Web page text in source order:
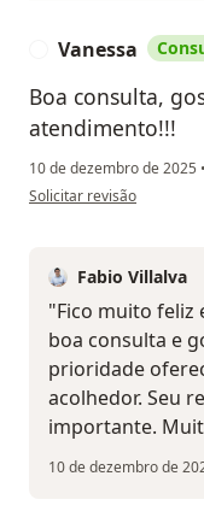
Vanessa
Boa consulta,
atendimento!!!
10 de dezembro de 2025 •
na opinião do utilizador
Solicitar revisão
Fabio Villalva
​"Fico muito feliz
boa consulta e
prioridade
acolhedor. Seu
importante.
10 de dezembro de